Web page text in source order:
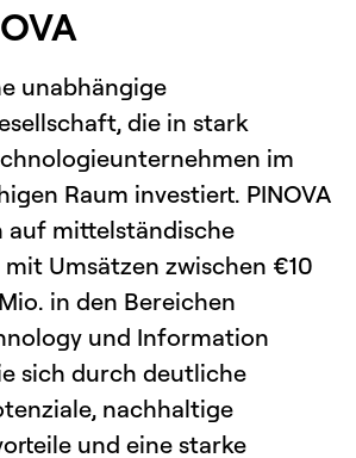
unabhängige
die in stark
im
Raum investiert. PINOVA
auf mittelständische
Umsätzen zwischen €10
in den Bereichen
und Information
sich durch deutliche
nachhaltige
und eine starke